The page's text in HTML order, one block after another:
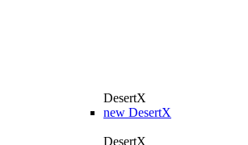
DesertX
new DesertX
DesertX